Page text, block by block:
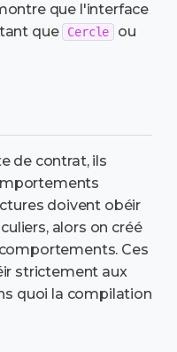
que l'interface
que Cercle ou
de contrat, ils
doivent obéir
alors on créé
Ces
strictement aux
quoi la compilation